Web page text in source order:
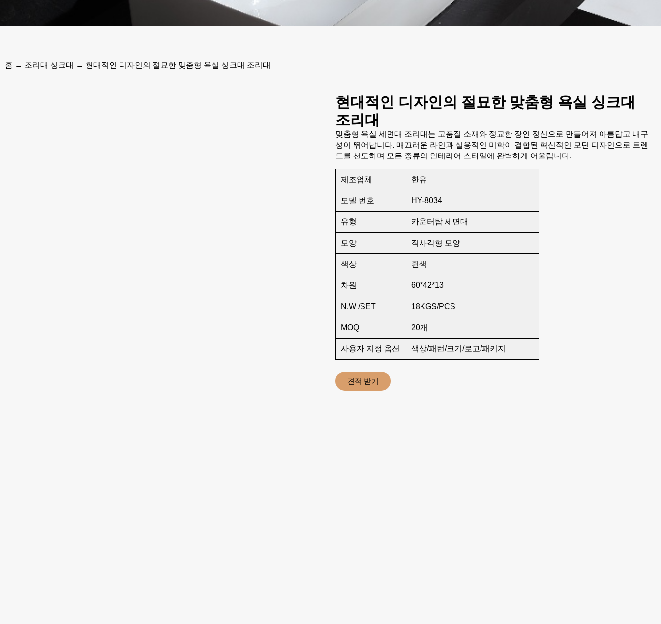
홈 → 조리대 싱크대 → 현대적인 디자인의 절묘한 맞춤형 욕실 싱크대 조리대
현대적인 디자인의 절묘한 맞춤형 욕실 싱크대
조리대
맞춤형 욕실 세면대 조리대는 고품질 소재와 정교한 장인 정신으로 만들어져 아름답고 내구
성이 뛰어납니다. 매끄러운 라인과 실용적인 미학이 결합된 혁신적인 모던 디자인으로 트렌
드를 선도하며 모든 종류의 인테리어 스타일에 완벽하게 어울립니다.
제조업체 한유
모델 번호 HY-8034
유형 카운터탑 세면대
모양 직사각형 모양
색상 흰색
차원 60*42*13
N.W /SET 18KGS/PCS
MOQ 20개
사용자 지정 옵션 색상/패턴/크기/로고/패키지
견적 받기